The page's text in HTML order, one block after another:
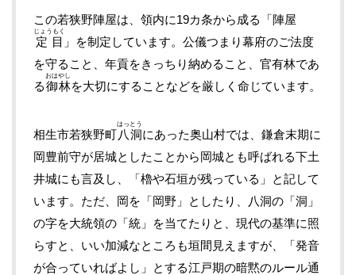
この若狭野陣屋は、領内に19カ条から成る「陣屋
定目
じょうもく
」を制定しています。公儀つまり幕府のご法度
を守ること、年貢をきっちり納めること、官有林であ
る御林
おはやし
を大切にすることなどを厳しく命じています。
相生市若狭野町八洞
はっとう
にあった奥山村では、鎌倉末期に
岡豊前守が居城としたことから岡城とも呼ばれる下土
井城にも言及し、「櫓や石垣が残っている」と記して
います。ただ、岡を「岡野」としたり、八洞の「洞」
の字を大統領の「統」を当てたりと、現代の基準に照
らすと、いい加減なところも垣間見えますが、「発音
が合っていればよし」とする江戸期の暗黙のルール通